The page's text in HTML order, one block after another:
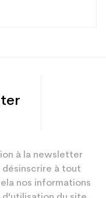
à la newsletter
désinscrire à tout
nos informations